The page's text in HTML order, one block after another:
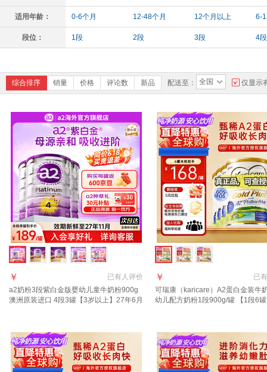
适用年龄： 0-6个月 12-48个月 12个月以上 6-
段位： 1段 2段 3段 4段
综合排序 销量 价格 评论数 新品 配送至： 全国 仅显示
已有人评价
￥
a2奶粉3段紫白金版婴幼儿童牛奶粉900g
澳洲原装进口 4段3罐【3岁以上】27年6月
已有
￥
可瑞康（karicare）A2蛋白金装牛
幼儿配方奶粉1段900g/罐 【1段6